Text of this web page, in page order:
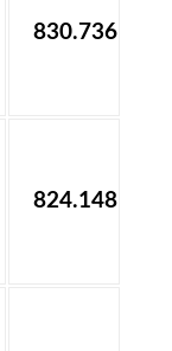
830.736
824.148